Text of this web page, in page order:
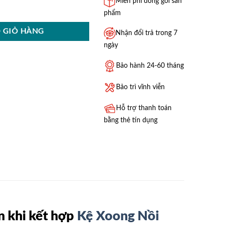
Cappella 750mm 549.08.026 số lượng
GIỎ HÀNG
phẩm
Nhận đổi trả trong 7
ngày
Bảo hành 24-60 tháng
Bảo trì vĩnh viễn
Hỗ trợ thanh toán
bằng thẻ tín dụng
khi kết hợp Kệ Xoong Nồi